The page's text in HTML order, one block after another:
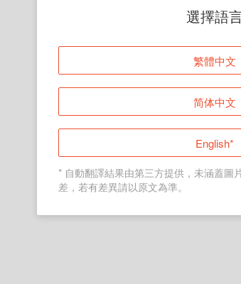
頁面無法顯
登入
返回首頁
選擇語
繁體中文
简体中文
English*
* 自動翻譯結果由第三方提供，未涵蓋圖
差，若有差異請以原文為準。